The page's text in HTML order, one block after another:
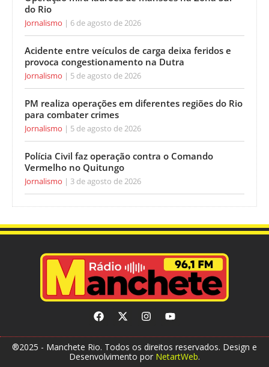
do Rio
Jornalismo 6 de agosto de 2026
Acidente entre veículos de carga deixa feridos e
provoca congestionamento na Dutra
Jornalismo 5 de agosto de 2026
PM realiza operações em diferentes regiões do Rio
para combater crimes
Jornalismo 5 de agosto de 2026
Polícia Civil faz operação contra o Comando
Vermelho no Quitungo
Jornalismo 3 de agosto de 2026
®2025 - Manchete Rio. Todos os direitos reservados. Design e
Desenvolvimento por NetartWeb.